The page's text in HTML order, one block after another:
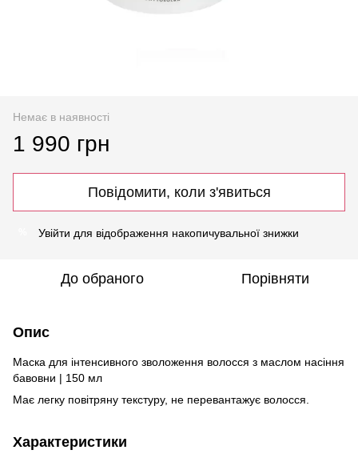
Немає в наявності
1 990 грн
Повідомити, коли з'явиться
Увійти для відображення накопичувальної знижки
До обраного Порівняти
Опис
Маска для інтенсивного зволоження волосся з маслом насіння
бавовни | 150 мл
Має легку повітряну текстуру, не перевантажує волосся.
Характеристики